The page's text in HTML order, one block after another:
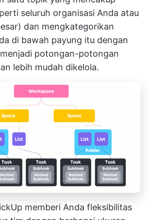
seluruh organisasi Anda atau
dan mengkategorikan
di bawah payung itu dengan
potongan-potongan
lebih mudah dikelola.
memberi Anda fleksibilitas